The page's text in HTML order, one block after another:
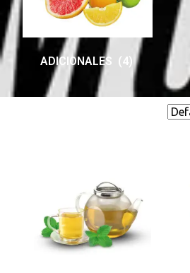
ADICIONALES (4)